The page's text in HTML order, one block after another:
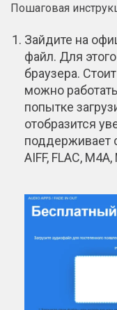
Пошаговая
Зайдите на
файл. Для
браузера.
можно
попытке
отобразится
поддерживает
AIFF, FLAC, M4A,